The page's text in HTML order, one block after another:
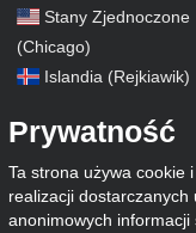
Stany Zjednoczone
(Chicago)
Islandia (Rejkiawik)
Prywatność
Ta strona używa cookie
realizacji dostarczanych
anonimowych